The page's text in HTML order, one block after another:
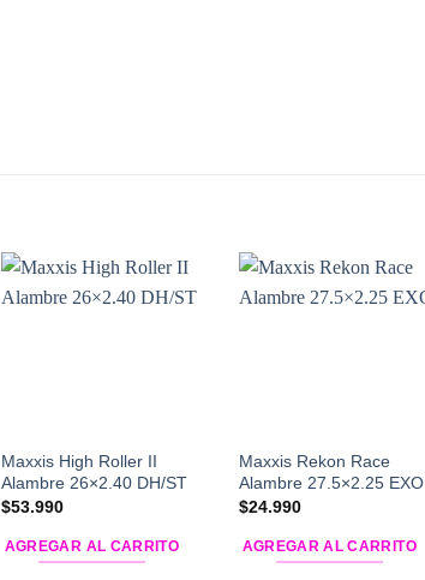
Maxxis High Roller II
Alambre 26×2.40 DH/ST
$53.990
AGREGAR AL CARRITO
Maxxis Rekon Race
Alambre 27.5×2.25 EXO
$24.990
AGREGAR AL CARRITO